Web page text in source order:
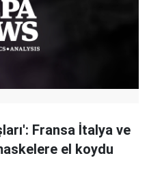
Fransa İtalya ve
el koydu